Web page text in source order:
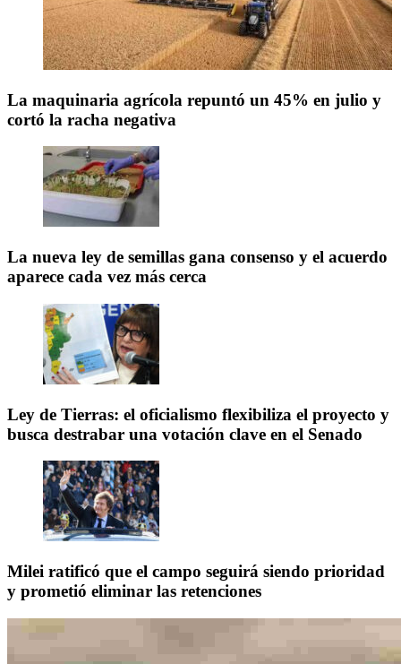
La maquinaria agrícola repuntó un 45% en julio y
cortó la racha negativa
La nueva ley de semillas gana consenso y el acuerdo
aparece cada vez más cerca
Ley de Tierras: el oficialismo flexibiliza el proyecto y
busca destrabar una votación clave en el Senado
Milei ratificó que el campo seguirá siendo prioridad
y prometió eliminar las retenciones